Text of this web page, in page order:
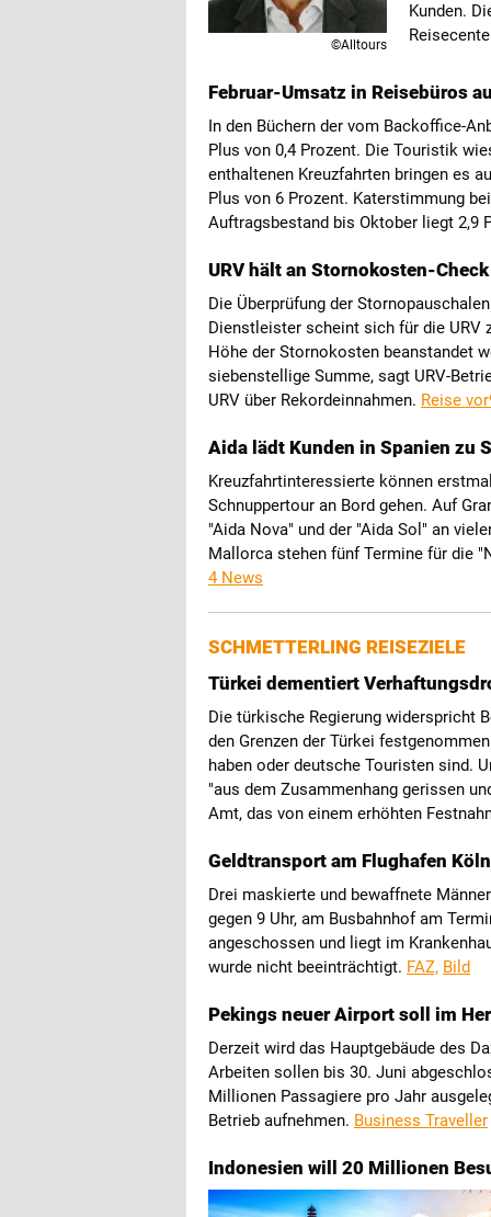
©Alltours
Kunden.
Februar-Umsatz in Reisebüros
In den Büchern der vom Backoffice-
Plus von 0,4 Prozent. Die Touristik
enthaltenen Kreuzfahrten bringen es
Plus von 6 Prozent. Katerstimmung
Auftragsbestand bis Oktober liegt 2,9
URV hält an Stornokosten-
Die Überprüfung der
Dienstleister scheint sich für die URV
Höhe der Stornokosten beanstandet
siebenstellige Summe, sagt URV-
URV über Rekordeinnahmen. Reise
Aida lädt Kunden in Spanien zu
Kreuzfahrtinteressierte können
Schnuppertour an Bord gehen. Auf
"Aida Nova" und der "Aida Sol" an
Mallorca stehen fünf Termine für die
4 News
SCHMETTERLING REISEZIELE
Türkei dementiert
Die türkische Regierung widerspricht
den Grenzen der Türkei
haben oder deutsche Touristen sind.
"aus dem Zusammenhang gerissen
Amt, das von einem erhöhten
Geldtransport am Flughafen
Drei maskierte und bewaffnete
gegen 9 Uhr, am Busbahnhof am
angeschossen und liegt im
wurde nicht beeinträchtigt. FAZ, Bild
Pekings neuer Airport soll im
Derzeit wird das Hauptgebäude des
Arbeiten sollen bis 30. Juni
Millionen Passagiere pro Jahr
Betrieb aufnehmen. Business Traveller
Indonesien will 20 Millionen